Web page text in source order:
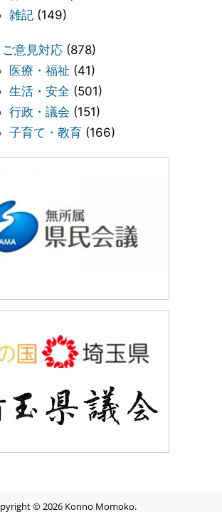
雑記 (149)
ご意見対応 (878)
医療・福祉 (41)
生活・安全 (501)
行政・議会 (151)
子育て・教育 (166)
© 2026 Konno Momoko.